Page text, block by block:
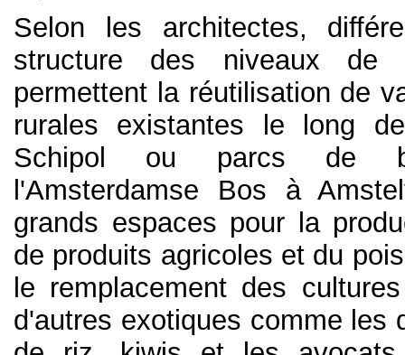
Selon les architectes,
structure des niveaux
permettent la réutilisation de
rurales existantes le long
Schipol ou parcs de
l'Amsterdamse Bos à
grands espaces pour la
de produits agricoles et du
le remplacement des
d'autres exotiques comme les